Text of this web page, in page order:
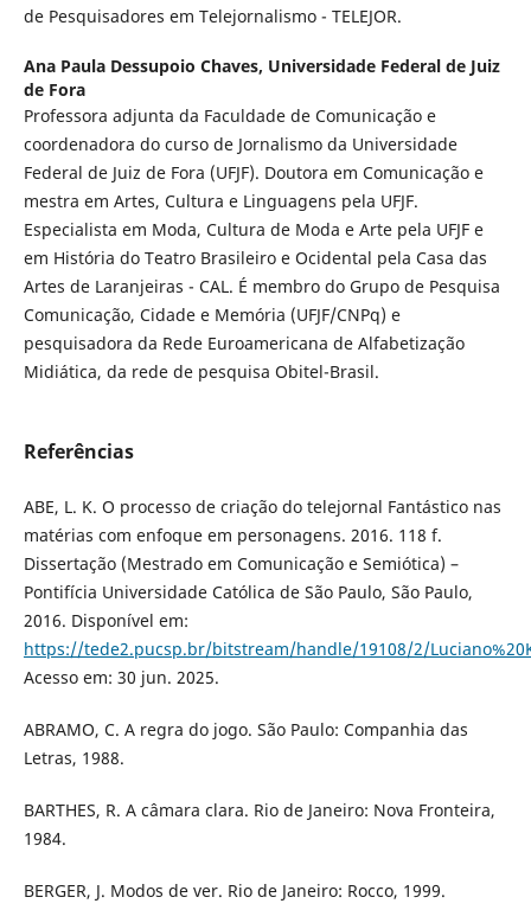
de Pesquisadores em Telejornalismo - TELEJOR.
Ana Paula Dessupoio Chaves, Universidade Federal de Juiz
de Fora
Professora adjunta da Faculdade de Comunicação e
coordenadora do curso de Jornalismo da Universidade
Federal de Juiz de Fora (UFJF). Doutora em Comunicação e
mestra em Artes, Cultura e Linguagens pela UFJF.
Especialista em Moda, Cultura de Moda e Arte pela UFJF e
em História do Teatro Brasileiro e Ocidental pela Casa das
Artes de Laranjeiras - CAL. É membro do Grupo de Pesquisa
Comunicação, Cidade e Memória (UFJF/CNPq) e
pesquisadora da Rede Euroamericana de Alfabetização
Midiática, da rede de pesquisa Obitel-Brasil.
Referências
ABE, L. K. O processo de criação do telejornal Fantástico nas
matérias com enfoque em personagens. 2016. 118 f.
Dissertação (Mestrado em Comunicação e Semiótica) –
Pontifícia Universidade Católica de São Paulo, São Paulo,
2016. Disponível em:
https://tede2.pucsp.br/bitstream/handle/19108/2/
Acesso em: 30 jun. 2025.
ABRAMO, C. A regra do jogo. São Paulo: Companhia das
Letras, 1988.
BARTHES, R. A câmara clara. Rio de Janeiro: Nova Fronteira,
1984.
BERGER, J. Modos de ver. Rio de Janeiro: Rocco, 1999.